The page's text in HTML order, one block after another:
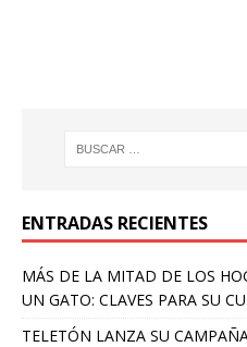
ENTRADAS RECIENTES
MÁS DE LA MITAD DE LOS
UN GATO: CLAVES PARA SU
TELETÓN LANZA SU